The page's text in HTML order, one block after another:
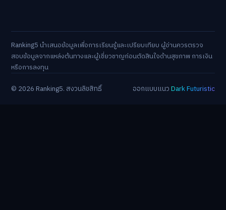
Ranking5 นำเสนอข้อมูลเพื่อการเรียนรู้และเปรียบเทียบ ผู้อ่านควรตรวจ
สอบข้อมูลจากแหล่งต้นทางและผู้เชี่ยวชาญก่อนตัดสินใจด้านสุขภาพ การเงิน
หรือการลงทุน
© 2026 Ranking5. สงวนลิขสิทธิ์
ออกแบบแนวDark Futuristic